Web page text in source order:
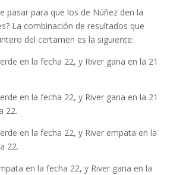
pasar para que los de Núñez den la
La combinación de resultados que
del certamen es la siguiente:
en la fecha 22, y River gana en la 21
en la fecha 22, y River gana en la 21
22.
en la fecha 22, y River empata en la
22.
en la fecha 22, y River gana en la